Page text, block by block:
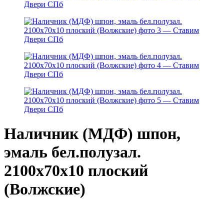
Наличник (МДФ) шпон,
эмаль бел.полузал.
2100х70х10 плоский
(Волжские)